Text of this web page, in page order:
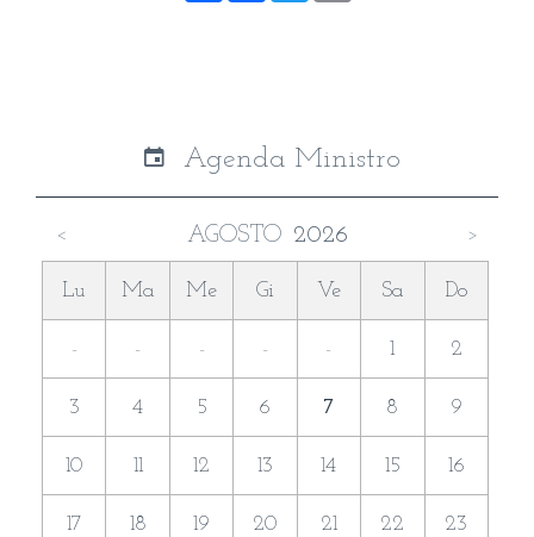
Agenda Ministro
< AGOSTO 2026 >
Lu Ma Me Gi Ve Sa Do
- - - - - 1 2
3 4 5 6 7 8 9
10 11 12 13 14 15 16
17 18 19 20 21 22 23